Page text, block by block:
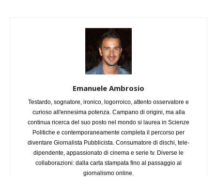
Emanuele Ambrosio
Testardo, sognatore, ironico, logorroico, attento osservatore e
curioso all'ennesima potenza. Campano di origini, ma alla
continua ricerca del suo posto nel mondo si laurea in Scienze
Politiche e contemporaneamente completa il percorso per
diventare Giornalista Pubblicista. Consumatore di dischi, tele-
dipendente, appassionato di cinema e serie tv. Diverse le
collaborazioni: dalla carta stampata fino al passaggio al
giornalismo online.